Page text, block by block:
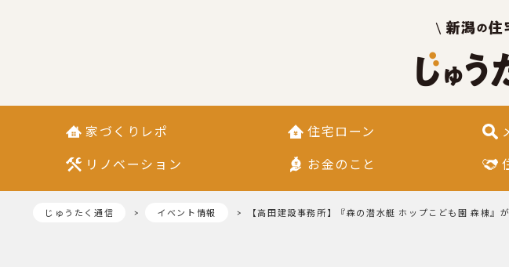
家づくりレポ
リノベーション
住宅ローン
お金のこと
じゅうたく通信 イベント情報 【高田建設事務所】『森の潜水艇 ホップこども園 森棟』